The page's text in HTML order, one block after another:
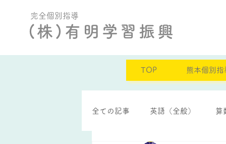
完全個別指導
(株)有明学習振興
TOP 熊本個別指
全ての記事 英語（全般） 算